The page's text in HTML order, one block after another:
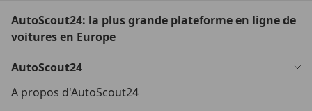
AutoScout24: la plus grande plateforme en ligne de
voitures en Europe
AutoScout24
A propos d'AutoScout24